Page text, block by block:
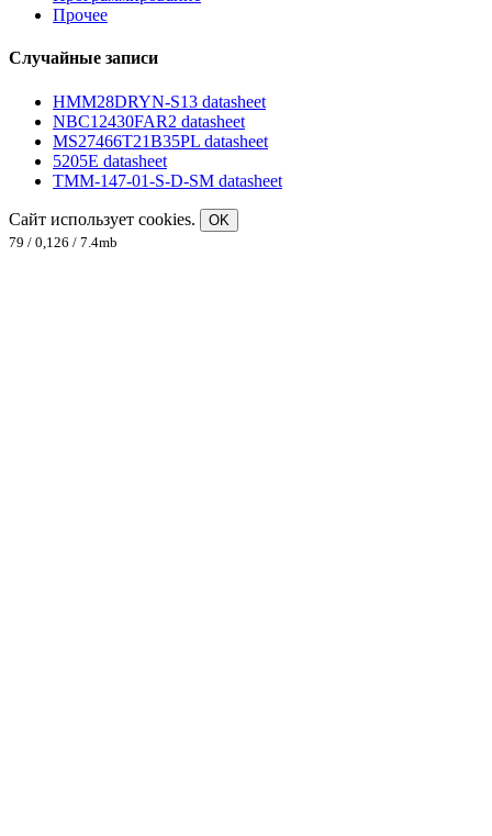
Прочее
Случайные записи
HMM28DRYN-S13 datasheet
NBC12430FAR2 datasheet
MS27466T21B35PL datasheet
5205E datasheet
TMM-147-01-S-D-SM datasheet
Сайт использует cookies.
OK
79 / 0,126 / 7.4mb